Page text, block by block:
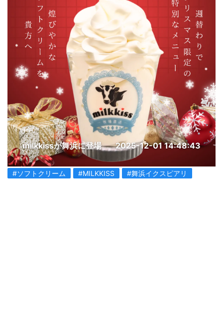
milkkissが舞浜に登場 2025-12-01 14:48:43
#ソフトクリーム #MILKKISS #舞浜イクスピアリ